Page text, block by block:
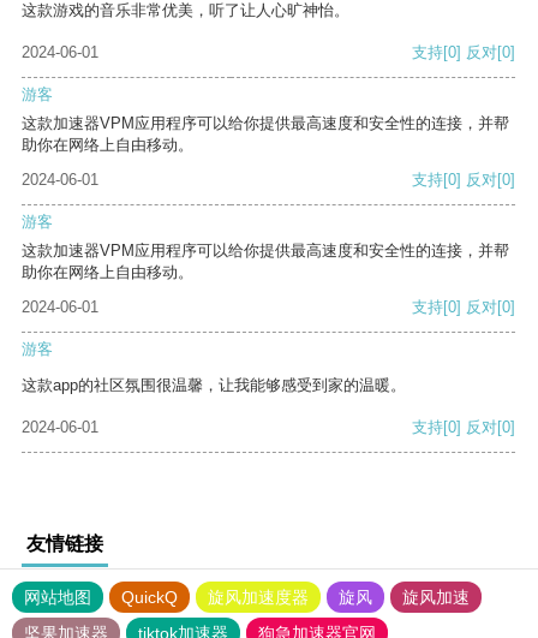
这款游戏的音乐非常优美，听了让人心旷神怡。
2024-06-01 支持[0] 反对[0]
游客
这款加速器VPM应用程序可以给你提供最高速度和安全性的连接，并帮
助你在网络上自由移动。
2024-06-01
支持[0] 反对[0]
游客
这款加速器VPM应用程序可以给你提供最高速度和安全性的连接，并帮
助你在网络上自由移动。
2024-06-01
支持[0] 反对[0]
游客
这款app的社区氛围很温馨，让我能够感受到家的温暖。
2024-06-01 支持[0] 反对[0]
友情链接
网站地图 QuickQ 旋风加速度器 旋风
旋风加速
坚果加速器
tiktok加速器 狗急加速器官网